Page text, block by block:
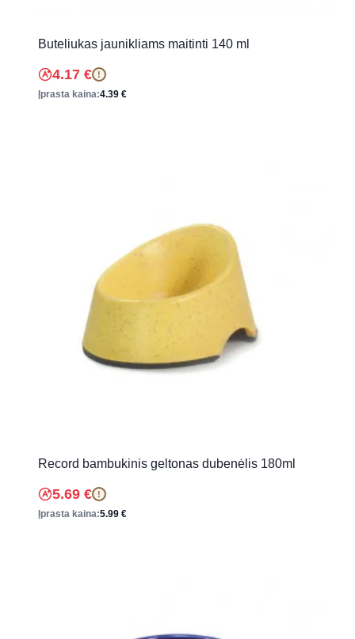
Buteliukas jaunikliams maitinti 140 ml
4.17 € !
Įprasta kaina:4.39 €
Record bambukinis geltonas dubenėlis 180ml
5.69 € !
Įprasta kaina:5.99 €